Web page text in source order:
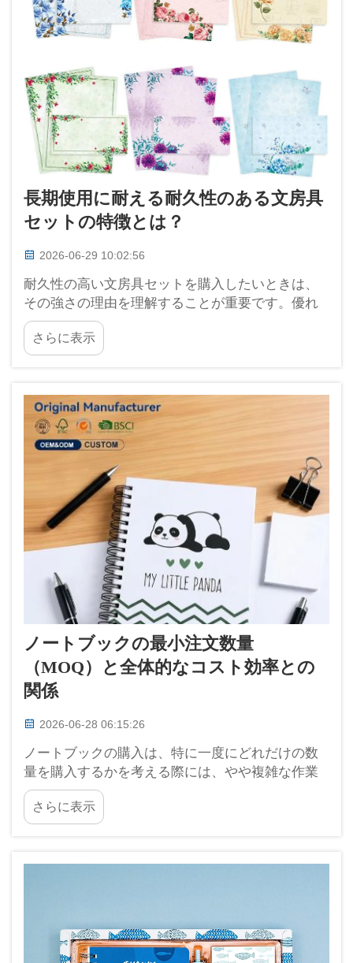
長期使用に耐える耐久性のある文房具
セットの特徴とは？
2026-06-29 10:02:56
耐久性の高い文房具セットを購入したいときは、
その強さの理由を理解することが重要です。優れ
た製品は見た目もよく、日常的な使用にも耐え、
簡単に壊れません。つまり、毎日の書き作業に耐
え、すぐに壊れることはありません。龍崗ハハマ
さらに表示
ノートブックの最小注文数量
（MOQ）と全体的なコスト効率との
関係
2026-06-28 06:15:26
ノートブックの購入は、特に一度にどれだけの数
量を購入するかを考える際には、やや複雑な作業
となることがあります。これは「最小注文数量
（MOQ）」と呼ばれます。龍崗ハハのような企業
では、このMOQがコストに与える影響を非常に重
さらに表示